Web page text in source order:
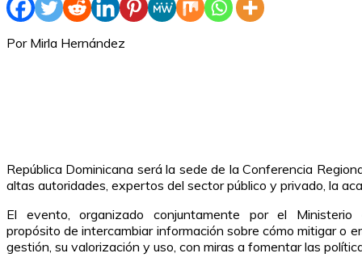
Por Mirla Hernández
República Dominicana será la sede de la Conferencia
altas autoridades expertos del sectorpúblico y privado, la
El evento, organizado conjuntamente por el Ministerio
propósitodeintercambiar información sobre cómo mitigar o
gestión, su valorización y uso con miras a fomentar las